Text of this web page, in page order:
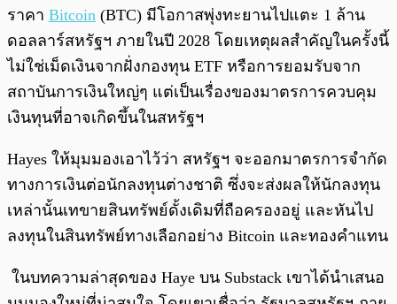
ราคา Bitcoin (BTC) มีโอกาสพุ่งทะยานไปแตะ 1 ล้าน
ดอลลาร์สหรัฐฯ ภายในปี 2028 โดยเหตุผลสำคัญในครั้งนี้
ไม่ใช่เม็ดเงินจากฝั่งกองทุน ETF หรือการยอมรับจาก
สถาบันการเงินใหญ่ๆ แต่เป็นเรื่องของมาตรการควบคุม
เงินทุนที่อาจเกิดขึ้นในสหรัฐฯ
Hayes ให้มุมมองเอาไว้ว่า สหรัฐฯ จะออกมาตรการจำกัด
ทางการเงินต่อนักลงทุนต่างชาติ ซึ่งจะส่งผลให้นักลงทุน
เหล่านั้นเทขายสินทรัพย์ดั้งเดิมที่ถือครองอยู่ และหันไป
ลงทุนในสินทรัพย์ทางเลือกอย่าง Bitcoin และทองคำแทน
ในบทความล่าสุดของ Haye บน Substack เขาได้นำเสนอ